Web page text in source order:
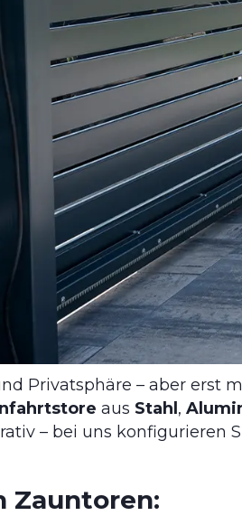
Privatsphäre – aber erst
aus Stahl ,
– bei uns konfigurieren
Zauntoren: